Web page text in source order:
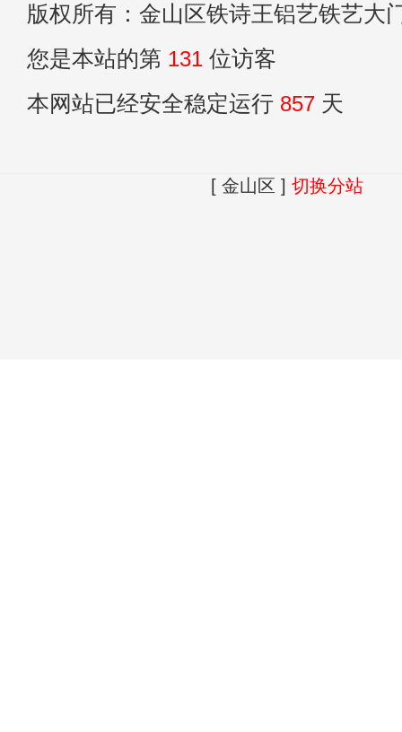
版权所有：金山区铁诗王铝艺铁艺大
您是本站的第 131 位访客
本网站已经安全稳定运行 857 天
[ 金山区 ] 切换分站